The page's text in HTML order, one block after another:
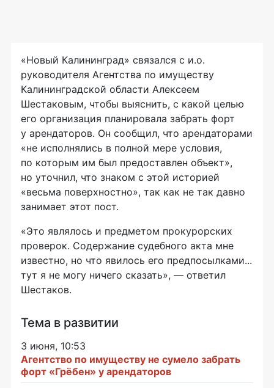
«Новый Калининград» связался с и.о.
руководителя Агентства по имуществу
Калининградской области Алексеем
Шестаковым, чтобы выяснить, с какой целью
его организация планировала забрать форт
у арендаторов. Он сообщил, что арендаторами
«не исполнялись в полной мере условия,
по которым им был предоставлен объект»,
но уточнил, что знаком с этой историей
«весьма поверхностно», так как не так давно
занимает этот пост.
«Это являлось и предметом прокурорских
проверок. Содержание судебного акта мне
известно, но что явилось его предпосылками...
тут я не могу ничего сказать», — ответил
Шестаков.
Тема в развитии
3 июня, 10:53
Агентство по имуществу не сумело забрать
форт «Грёбен» у арендаторов